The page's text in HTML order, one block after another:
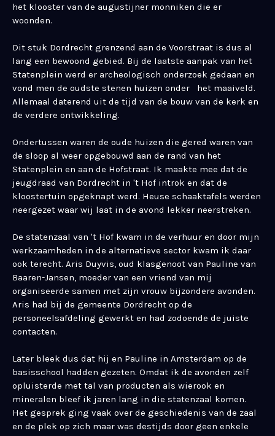
het klooster van de augustijner monniken die er
woonden.
Dit stuk Dordrecht grenzend aan de Voorstraat is dus al
lang een bewoond gebied. Bij de laatste aanpak van het
Statenplein werd er archeologisch onderzoek gedaan en
vond men de oudste stenen huizen onder het maaiveld.
Allemaal daterend uit de tijd van de bouw van de kerk en
de verdere ontwikkeling.
Ondertussen waren de oude huizen die gered waren van
de sloop al weer opgebouwd aan de rand van het
Statenplein en aan de Hofstraat. Ik maakte mee dat de
jeugdraad van Dordrecht in 't Hof introk en dat de
kloostertuin opgeknapt werd. Heuse schaaktafels werden
neergezet waar wij laat in de avond lekker neerstreken.
De statenzaal van 't Hof kwam in de verhuur en door mijn
werkzaamheden in de alternatieve sector kwam ik daar
ook terecht. Aris Duyvis, oud klasgenoot van Pauline van
Baaren-Jansen, moeder van een vriend van mij
organiseerde samen met zijn vrouw bijzondere avonden.
Aris had bij de gemeente Dordrecht op de
personeelsafdeling gewerkt en had zodoende de juiste
contacten.
Later bleek dus dat hij en Pauline in Amsterdam op de
basisschool hadden gezeten. Omdat ik de avonden zelf
opluisterde met tal van producten als wierook en
mineralen bleef ik jaren lang in die statenzaal komen.
Het gesprek ging vaak over de geschiedenis van de zaal
en de plek op zich maar was destijds door geen enkele